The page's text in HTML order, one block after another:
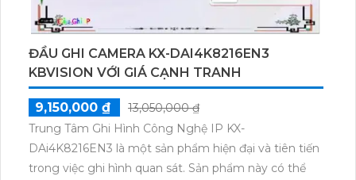
ĐẦU GHI CAMERA KX-DAI4K8216EN3
KBVISION VỚI GIÁ CẠNH TRANH
9,150,000 ₫
13,050,000 ₫
Trung Tâm Ghi Hình Công Nghệ IP KX-
DAi4K8216EN3 là một sản phẩm hiện đại và tiên tiến
trong việc ghi hình quan sát. Sản phẩm này có thể